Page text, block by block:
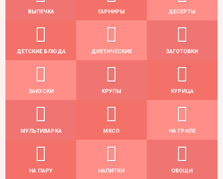
ВЫПЕЧКА ГАРНИРЫ ДЕСЕРТЫ
ДЕТСКИЕ БЛЮДА ДИЕТИЧЕСКИЕ ЗАГОТОВКИ
ЗАКУСКИ КРУПЫ КУРИЦА
МУЛЬТИВАРКА МЯСО НА ГРИЛЕ
НА ПАРУ НАПИТКИ ОВОЩИ